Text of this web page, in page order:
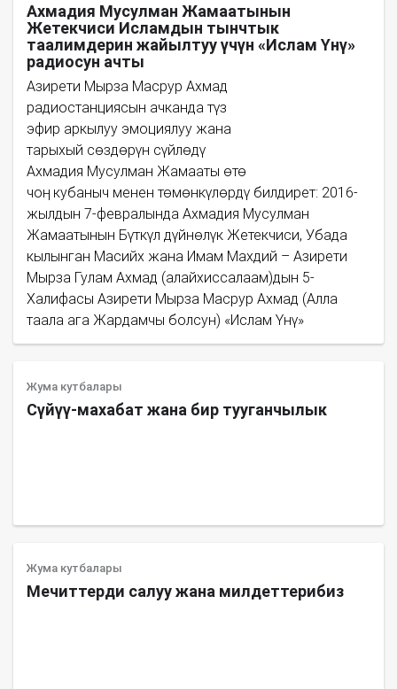
Ахмадия Мусулман Жамаатынын
Жетекчиси Исламдын тынчтык
таалимдерин жайылтуу үчүн «Ислам Үнү»
радиосун ачты
Азирети Мырза Масрур Ахмад
радиостанциясын ачканда түз
эфир аркылуу эмоциялуу жана
тарыхый сөздөрүн сүйлөдү
Ахмадия Мусулман Жамааты өтө
чоң кубаныч менен төмөнкүлөрдү билдирет: 2016-
жылдын 7-февралында Ахмадия Мусулман
Жамаатынын Бүткүл дүйнѳлүк Жетекчиси, Убада
кылынган Масийх жана Имам Махдий – Азирети
Мырза Гулам Ахмад (алайхиссалаам)дын 5-
Халифасы Азирети Мырза Масрур Ахмад (Алла
таала ага Жардамчы болсун) «Ислам Үнү»
Жума кутбалары
Сүйүү-махабат жана бир тууганчылык
Жума кутбалары
Мечиттерди салуу жана милдеттерибиз